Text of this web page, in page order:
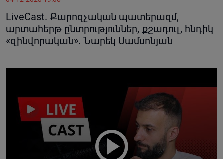
LiveCast. Քարոզչական պատերազմ,
արտահերթ ընտրություններ, քշադուլ, հնդիկ
«զինվորական». Նարեկ Սամսոնյան